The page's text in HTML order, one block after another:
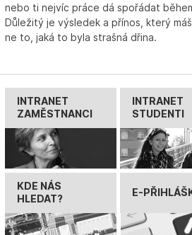
nebo ti nejvíc práce dá spořádat
Důležitý je výsledek a přínos, který
ne to, jaká to byla strašná dřina.
INTRANET
ZAMĚSTNANCI
INTRANET
STUDENTI
KDE NÁS
HLEDAT?
E-